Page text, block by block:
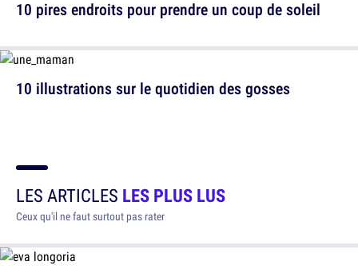
10 pires endroits pour prendre un coup de soleil
10 illustrations sur le quotidien des gosses
LES ARTICLES LES PLUS LUS
Ceux qu'il ne faut surtout pas rater